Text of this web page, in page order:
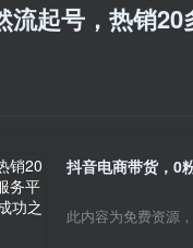
起号，热销
此内容为免费资源